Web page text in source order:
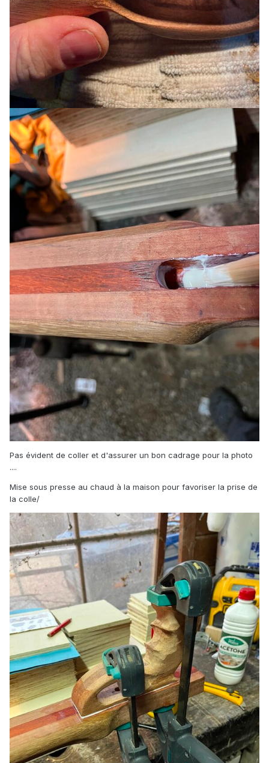
Pas évident de coller et d'assurer un bon cadrage pour la photo
....
Mise sous presse au chaud à la maison pour favoriser la prise de
la colle/